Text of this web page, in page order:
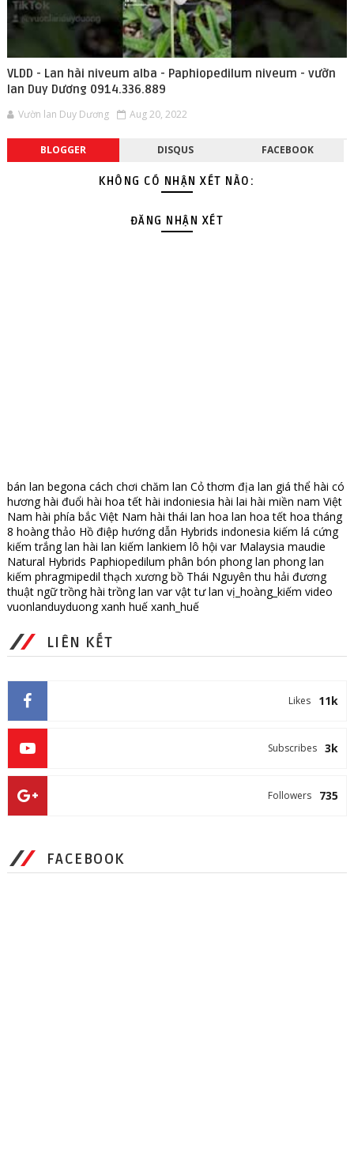
VLDD - Lan hài niveum alba - Paphiopedilum niveum - vườn
lan Duy Dương 0914.336.889
Vườn lan Duy Dương Aug 20, 2022
BLOGGER DISQUS FACEBOOK
KHÔNG CÓ NHẬN XÉT NÀO:
ĐĂNG NHẬN XÉT
bán lan begona cách chơi chăm lan Cỏ thơm địa lan giá thể hài có
hươnghài đuổi hài hoa tết hài indoniesia hài lai hài miền nam Việt
Nam hài phía bắc Việt Nam hài thái lan hoa lan hoa tết hoa tháng
8 hoàng thảo Hồ điệp hướng dẫn Hybrids indonesia kiếm lá cứng
kiếm trắnglan hài lan kiếm lankiem lô hội var Malaysia maudie
Natural Hybrids Paphiopedilum phân bón phong lan phong lan
kiếm phragmipedilthạch xương bồ Thái Nguyênthu hải đương
thuật ngữtrồng hàitrồng lan varvật tư lan vị_hoàng_kiếm video
vuonlanduyduongxanh huế xanh_huế
LIÊN KẾT
11k
Likes
3k
Subscribes
735
Followers
FACEBOOK